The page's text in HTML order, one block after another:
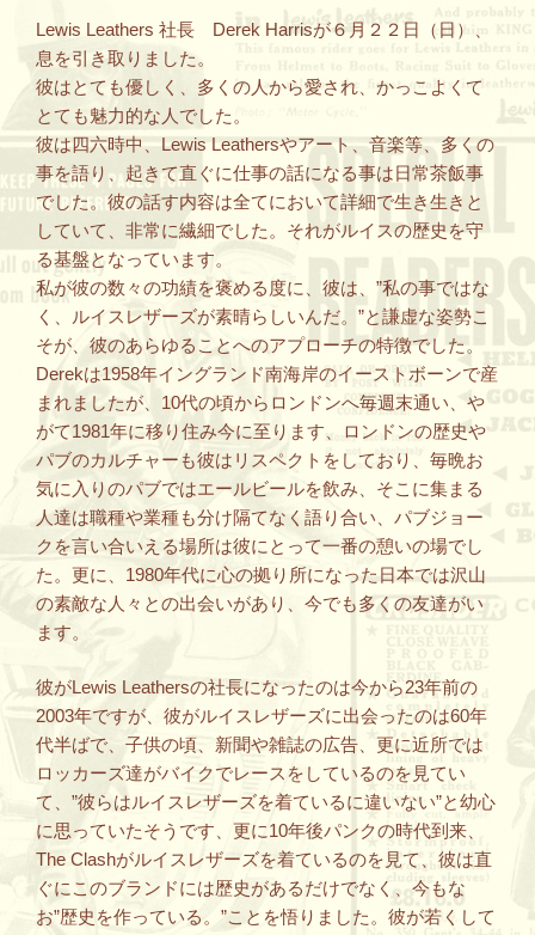
Lewis Leathers 社長 Derek Harrisが６月２２日（日）、
息を引き取りました。
彼はとても優しく、多くの人から愛され、かっこよくて
とても魅力的な人でした。
彼は四六時中、Lewis Leathersやアート、音楽等、多くの
事を語り、起きて直ぐに仕事の話になる事は日常茶飯事
でした。彼の話す内容は全てにおいて詳細で生き生きと
していて、非常に繊細でした。それがルイスの歴史を守
る基盤となっています。
私が彼の数々の功績を褒める度に、彼は、”私の事ではな
く、ルイスレザーズが素晴らしいんだ。”と謙虚な姿勢こ
そが、彼のあらゆることへのアプローチの特徴でした。
Derekは1958年イングランド南海岸のイーストボーンで産
まれましたが、10代の頃からロンドンへ毎週末通い、や
がて1981年に移り住み今に至ります、ロンドンの歴史や
パブのカルチャーも彼はリスペクトをしており、毎晩お
気に入りのパブではエールビールを飲み、そこに集まる
人達は職種や業種も分け隔てなく語り合い、パブジョー
クを言い合いえる場所は彼にとって一番の憩いの場でし
た。更に、1980年代に心の拠り所になった日本では沢山
の素敵な人々との出会いがあり、今でも多くの友達がい
ます。
彼がLewis Leathersの社長になったのは今から23年前の
2003年ですが、彼がルイスレザーズに出会ったのは60年
代半ばで、子供の頃、新聞や雑誌の広告、更に近所では
ロッカーズ達がバイクでレースをしているのを見てい
て、”彼らはルイスレザーズを着ているに違いない”と幼心
に思っていたそうです、更に10年後パンクの時代到来、
The Clashがルイスレザーズを着ているのを見て、彼は直
ぐにこのブランドには歴史があるだけでなく、今もな
お”歴史を作っている。”ことを悟りました。彼が若くして